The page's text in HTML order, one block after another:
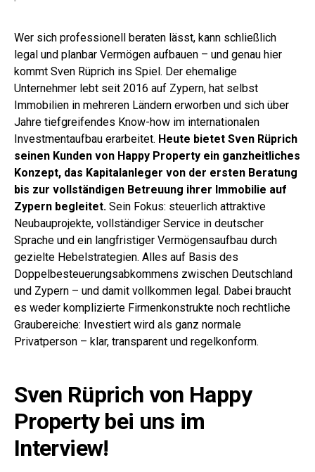
Wer sich professionell beraten lässt, kann schließlich
legal und planbar Vermögen aufbauen – und genau hier
kommt Sven Rüprich ins Spiel. Der ehemalige
Unternehmer lebt seit 2016 auf Zypern, hat selbst
Immobilien in mehreren Ländern erworben und sich über
Jahre tiefgreifendes Know-how im internationalen
Investmentaufbau erarbeitet. Heute bietet Sven Rüprich
seinen Kunden von Happy Property ein ganzheitliches
Konzept, das Kapitalanleger von der ersten Beratung
bis zur vollständigen Betreuung ihrer Immobilie auf
Zypern begleitet. Sein Fokus: steuerlich attraktive
Neubauprojekte, vollständiger Service in deutscher
Sprache und ein langfristiger Vermögensaufbau durch
gezielte Hebelstrategien. Alles auf Basis des
Doppelbesteuerungsabkommens zwischen Deutschland
und Zypern – und damit vollkommen legal. Dabei braucht
es weder komplizierte Firmenkonstrukte noch rechtliche
Graubereiche: Investiert wird als ganz normale
Privatperson – klar, transparent und regelkonform.
Sven Rüprich von Happy
Property bei uns im
Interview!